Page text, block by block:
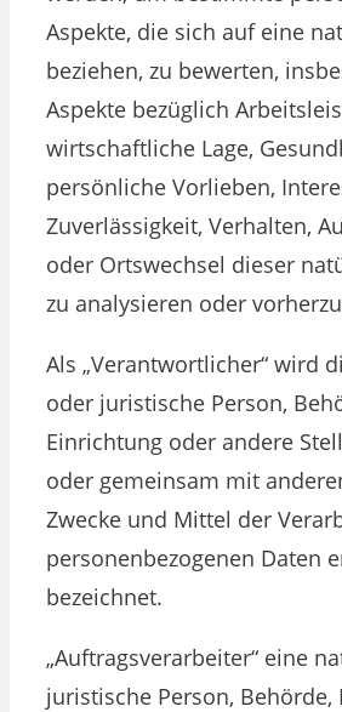
Aspekte, die sich auf eine
beziehen, zu bewerten,
Aspekte bezüglich
wirtschaftliche Lage,
persönliche Vorlieben,
Zuverlässigkeit, Verhalten,
oder Ortswechsel dieser
zu analysieren oder
Als „Verantwortlicher“ wird
oder juristische Person,
Einrichtung oder andere
oder gemeinsam mit
Zwecke und Mittel der
personenbezogenen Daten
bezeichnet.
„Auftragsverarbeiter“ eine
juristische Person, Behörde,